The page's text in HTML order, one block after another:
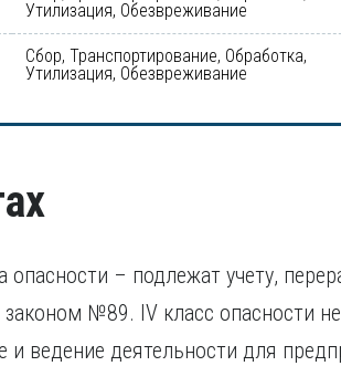
Утилизация, Обезвреживание
Сбор, Транспортирование, Обработка,
Утилизация, Обезвреживание
– подлежат учету,
№89. IV класс опасности
ведение деятельности для